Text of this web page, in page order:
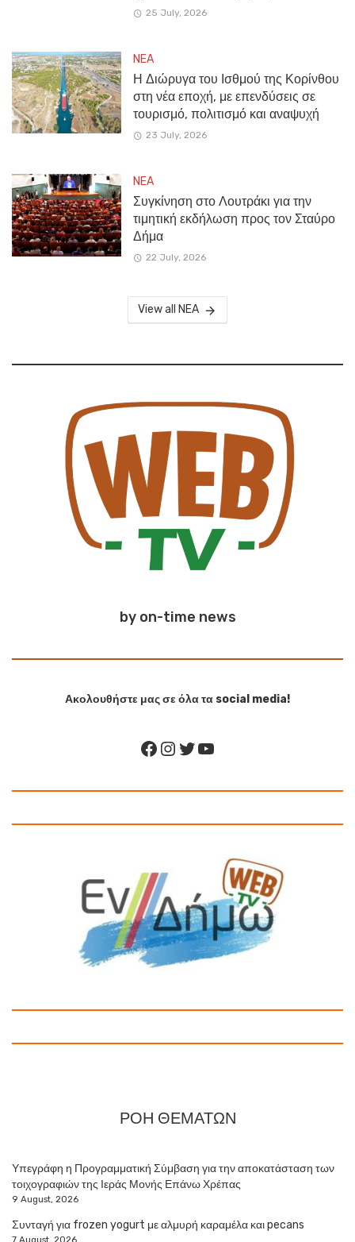
25 July, 2026
NEA
Η Διώρυγα του Ισθμού της Κορίνθου
στη νέα εποχή, με επενδύσεις σε
τουρισμό, πολιτισμό και αναψυχή
23 July, 2026
NEA
Συγκίνηση στο Λουτράκι για την
τιμητική εκδήλωση προς τον Σταύρο
Δήμα
22 July, 2026
View all NEA
by on-time news
Ακολουθήστε μας σε όλα τα social media!
ΡΟΗ ΘΕΜΑΤΩΝ
Υπεγράφη η Προγραμματική Σύμβαση για την αποκατάσταση των
τοιχογραφιών της Ιεράς Μονής Επάνω Χρέπας
9 August, 2026
Συνταγή για frozen yogurt με αλμυρή καραμέλα και pecans